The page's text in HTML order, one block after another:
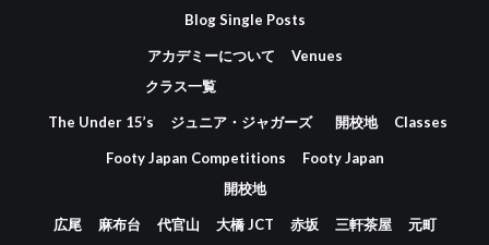
Blog Single Posts
アカデミーについて
Venues
クラス一覧
The Under 15’s ジュニア・ジャガーズ 開校地 Classes
Footy Japan Competitions
Footy Japan
開校地
広尾 麻布台 代官山 大橋 JCT 赤坂 三軒茶屋
元町